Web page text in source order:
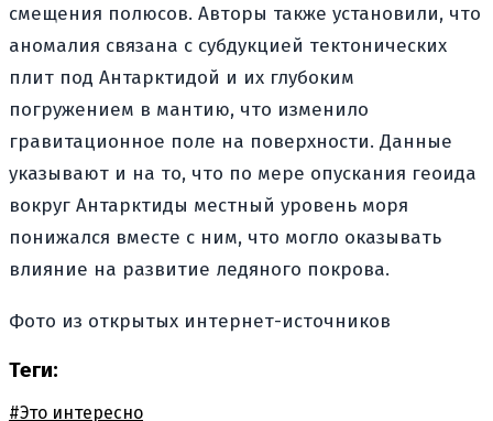
смещения полюсов. Авторы также установили, что
аномалия связана с субдукцией тектонических
плит под Антарктидой и их глубоким
погружением в мантию, что изменило
гравитационное поле на поверхности. Данные
указывают и на то, что по мере опускания геоида
вокруг Антарктиды местный уровень моря
понижался вместе с ним, что могло оказывать
влияние на развитие ледяного покрова.
Фото из открытых интернет-источников
Теги:
#Это интересно